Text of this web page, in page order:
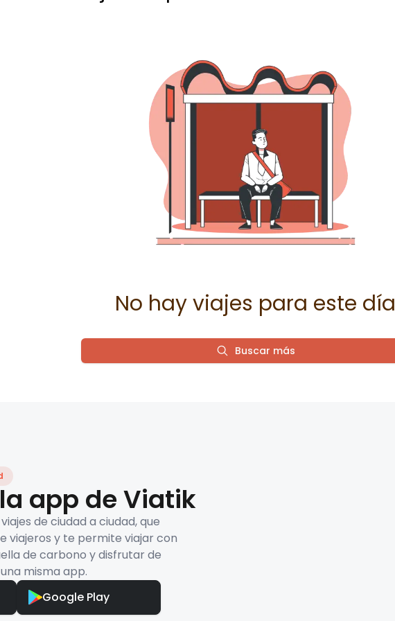
No hay viajes para este día
Buscar más
app de Viatik
de ciudad a ciudad, que
viajeros y te permite viajar con
de carbono y disfrutar de
misma app.
Google Play